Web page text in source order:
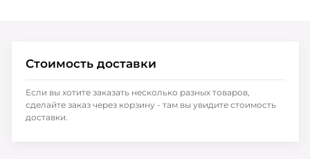
Стоимость доставки
Если вы хотите заказать несколько разных товаров,
сделайте заказ через корзину - там вы увидите стоимость
доставки.